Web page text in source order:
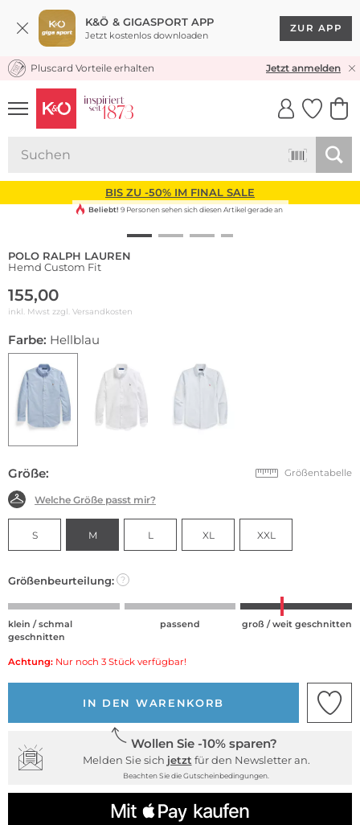
K&Ö & GIGASPORT APP
Jetzt kostenlos downloaden
ZUR APP
KOSTENLOSER VERSAND* & RÜCKVERSAND
Pluscard Vorteile erhalten Jetzt anmelden
UNSERE APP
CLICK &
BIS ZU -50% IM FINAL SALE
Beliebt! 9 Personen sehen sich diesen Artikel gerade an
POLO RALPH LAUREN
Hemd Custom Fit
155,00
inkl. Mwst zzgl. Versandkosten
Farbe: Hellblau
Größe: Größentabelle
Welche Größe passt mir?
S M L XL XXL
Größenbeurteilung: ?
klein / schmal
geschnitten
passend groß / weit geschnitten
Achtung: Nur noch 3 Stück verfügbar!
IN DEN WARENKORB
Wollen Sie -10% sparen?
Melden Sie sich jetzt für den Newsletter an.
Beachten Sie die Gutscheinbedingungen.